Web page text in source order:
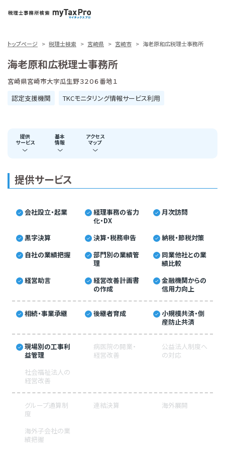
トップページ 税理士検索 宮崎県 宮崎市 海老原和広税理士事務所
海老原和広税理士事務所
宮崎県宮崎市大字瓜生野３２０６番地１
認定支援機関
TKCモニタリング情報サービス利用
提供
サービス
基本
情報
アクセス
マップ
提供サービス
会社設立・起業
経理事務の省力
化・DX
月次訪問
黒字決算 決算・税務申告
納税・節税対策
自社の業績把握
部門別の業績管
理
同業他社との業
績比較
経営助言
経営改善計画書
の作成
金融機関からの
信用力向上
相続・事業承継 後継者育成
小規模共済・倒
産防止共済
現場別の工事利
益管理
病医院の開業・
経営改善
公益法人制度へ
の対応
社会福祉法人の
経営改善
グループ通算制
度
連結決算 海外展開
海外子会社の業
績把握